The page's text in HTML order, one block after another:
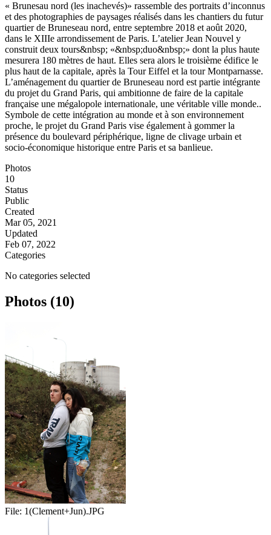
« Brunesau nord (les inachevés)» rassemble des portraits d’inconnus
et des photographies de paysages réalisés dans les chantiers du futur
quartier de Bruneseau nord, entre septembre 2018 et août 2020,
dans le XIIIe arrondissement de Paris. L’atelier Jean Nouvel y
construit deux tours&nbsp; «&nbsp;duo&nbsp;» dont la plus haute
mesurera 180 mètres de haut. Elles sera alors le troisième édifice le
plus haut de la capitale, après la Tour Eiffel et la tour Montparnasse.
L’aménagement du quartier de Bruneseau nord est partie intégrante
du projet du Grand Paris, qui ambitionne de faire de la capitale
française une mégalopole internationale, une véritable ville monde..
Symbole de cette intégration au monde et à son environnement
proche, le projet du Grand Paris vise également à gommer la
présence du boulevard périphérique, ligne de clivage urbain et
socio-économique historique entre Paris et sa banlieue.
Photos
10
Status
Public
Created
Mar 05, 2021
Updated
Feb 07, 2022
Categories
No categories selected
Photos (10)
File: 1(Clement+Jun).JPG